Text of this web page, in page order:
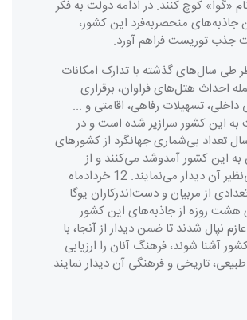
«گوا» کوچ کنند. در ادامه دولت به فکر
جاذبه‌های منحصربه‌فرد این کشور،
جذب توریست فراهم آورد.
طی سال‌های گذشته با تدارک امکانات
احداث هتل‌های فراوان، برقراری
تسهیلات رفاهی، اقامتی و ...
این کشور سرازیر شده است و در
تعداد بی‌شماری جهانگرد از کشورهای
این کشور آمدوشد می‌کنند و از
جاذبه‌های بی‌نظیر آن دیدار می‌نمایند. 12 خردادماه
1397، تعدادی از مربیان و دست‌اندرکاران یوگا
روزه از جاذبه‌های این کشور
نپال شدند تا ضمن دیدار از آنجا، با
آشنا شوند، فرهنگ آنان را ارزیابی
طبیعی، تاریخی و فرهنگی آن دیدار نمایند.